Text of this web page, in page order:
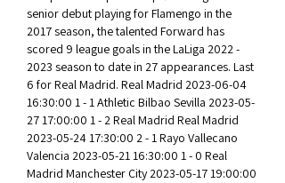
senior debut playing for Flamengo in the
2017 season, the talented Forward has
scored 9 league goals in the LaLiga 2022 -
2023 season to date in 27 appearances. Last
6 for Real Madrid. Real Madrid 2023-06-04
16:30:00 1 - 1 Athletic Bilbao Sevilla 2023-05-
27 17:00:00 1 - 2 Real Madrid Real Madrid
2023-05-24 17:30:00 2 - 1 Rayo Vallecano
Valencia 2023-05-21 16:30:00 1 - 0 Real
Madrid Manchester City 2023-05-17 19:00:00